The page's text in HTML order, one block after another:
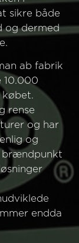
sikre både
og dermed
ab fabrik
10.000
købet.
rense
og har
og
brændpunkt
endda